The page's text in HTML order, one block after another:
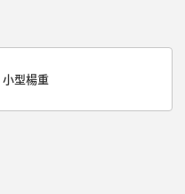
小型楊重